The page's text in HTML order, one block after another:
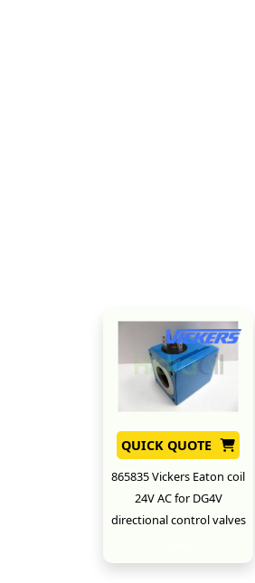
QUICK QUOTE
865835 Vickers Eaton coil
24V AC for DG4V
directional control valves